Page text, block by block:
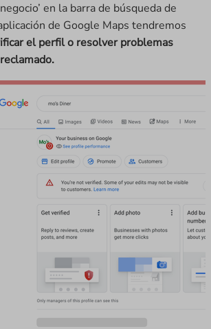
en la barra de búsqueda de
de Google Maps tendremos
el perfil o resolver problemas